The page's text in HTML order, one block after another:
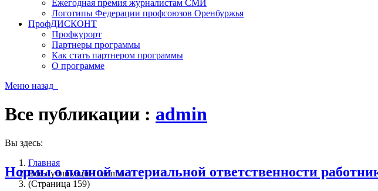
Ежегодная премия журналистам СМИ
Логотипы Федерации профсоюзов Оренбуржья
ПрофДИСКОНТ
Профкурорт
Партнеры программы
Как стать партнером программы
О программе
Меню назад
Все публикации : admin
Вы здесь:
Главная
Все публикации : admin
(Страница 159)
Нормы о полной материальной ответственности